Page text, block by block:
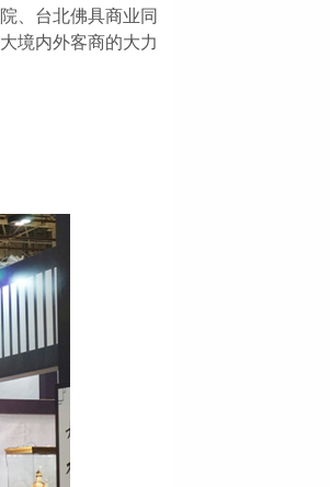
、台北佛具商业同
境内外客商的大力